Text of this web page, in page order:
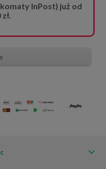
InPost) już od